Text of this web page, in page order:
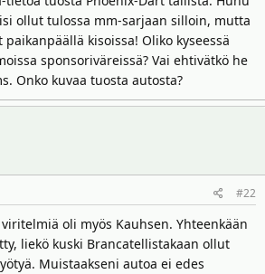
ja Lolan omistajalle Eric Broadleylle
tapauksena on pakko vielä
Talli perustettiin Prost-tallin jämille 2002
lopulta ollenkaan. Talli saapui
2001 Prost, moottorina 1999
Mazzacane ja Tomas Enge. FIA
uudelta tallilta vaaditun maksun
koska talli oli ikäänkuin Prost. FIA esti
vaikka kaikki oli radalle menemistä vailla
ollut tulossa mm-sarjaan silloin, mutta
kisoissa! Oliko kyseessä
sponsoriväreissä? Vai ehtivätkö he
Onko kuvaa tuosta autosta?
#22
oli myös Kauhsen. Yhteenkään
liekö kuski Brancatellistakaan ollut
Muistaakseni autoa ei edes